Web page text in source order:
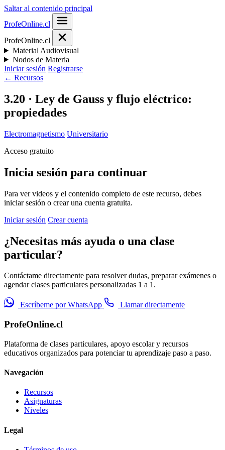
Saltar al contenido principal
ProfeOnline.cl
ProfeOnline.cl
Material Audiovisual
Nodos de Materia
Iniciar sesión Registrarse
← Recursos
3.20 · Ley de Gauss y flujo eléctrico:
propiedades
Electromagnetismo Universitario
Acceso gratuito
Inicia sesión para continuar
Para ver videos y el contenido completo de este recurso, debes
iniciar sesión o crear una cuenta gratuita.
Iniciar sesión Crear cuenta
¿Necesitas más ayuda o una clase
particular?
Contáctame directamente para resolver dudas, preparar exámenes o
agendar clases particulares personalizadas 1 a 1.
Escríbeme por WhatsApp Llamar directamente
ProfeOnline.cl
Plataforma de clases particulares, apoyo escolar y recursos
educativos organizados para potenciar tu aprendizaje paso a paso.
Navegación
Recursos
Asignaturas
Niveles
Legal